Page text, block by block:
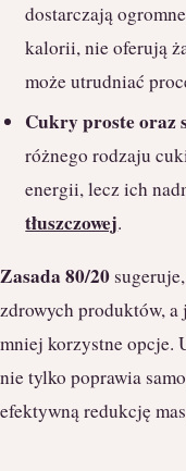
dostarczają
kalorii, nie oferują
może utrudniać
Cukry proste oraz
różnego rodzaju
energii, lecz ich
tłuszczowej.
Zasada 80/20
zdrowych produktów, a
mniej korzystne opcje.
nie tylko poprawia
efektywną redukcję